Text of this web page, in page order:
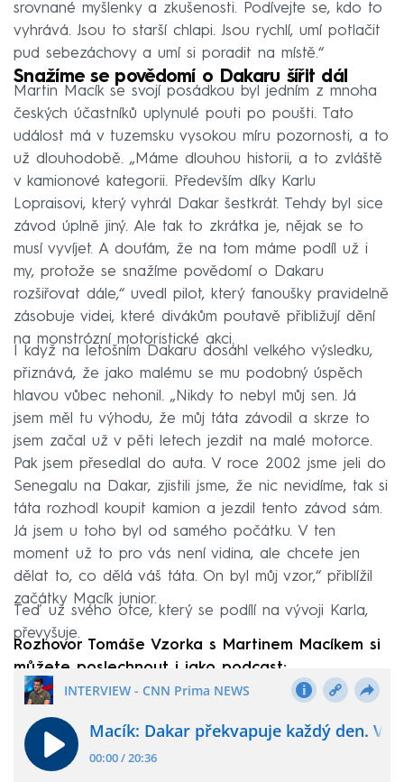
srovnané myšlenky a zkušenosti. Podívejte se, kdo to
vyhrává. Jsou to starší chlapi. Jsou rychlí, umí potlačit
pud sebezáchovy a umí si poradit na místě.“
Snažíme se povědomí o Dakaru šířit dál
Martin Macík se svojí posádkou byl jedním z mnoha
českých účastníků uplynulé pouti po poušti. Tato
událost má v tuzemsku vysokou míru pozornosti, a to
už dlouhodobě. „Máme dlouhou historii, a to zvláště
v kamionové kategorii. Především díky Karlu
Lopraisovi, který vyhrál Dakar šestkrát. Tehdy byl sice
závod úplně jiný. Ale tak to zkrátka je, nějak se to
musí vyvíjet. A doufám, že na tom máme podíl už i
my, protože se snažíme povědomí o Dakaru
rozšiřovat dále,“ uvedl pilot, který fanoušky pravidelně
zásobuje videi, které divákům poutavě přibližují dění
na monstrózní motoristické akci.
I když na letošním Dakaru dosáhl velkého výsledku,
přiznává, že jako malému se mu podobný úspěch
hlavou vůbec nehonil. „Nikdy to nebyl můj sen. Já
jsem měl tu výhodu, že můj táta závodil a skrze to
jsem začal už v pěti letech jezdit na malé motorce.
Pak jsem přesedlal do auta. V roce 2002 jsme jeli do
Senegalu na Dakar, zjistili jsme, že nic nevidíme, tak si
táta rozhodl koupit kamion a jezdil tento závod sám.
Já jsem u toho byl od samého počátku. V ten
moment už to pro vás není vidina, ale chcete jen
dělat to, co dělá váš táta. On byl můj vzor,“ přiblížil
začátky Macík junior.
Teď už svého otce, který se podílí na vývoji Karla,
převyšuje.
Rozhovor Tomáše Vzorka s Martinem Macíkem si
můžete poslechnout i jako podcast: